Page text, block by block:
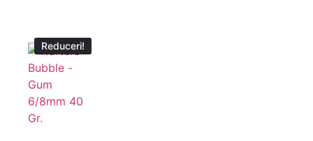
Reduceri!